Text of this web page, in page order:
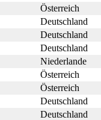
Österreich
Deutschland
Deutschland
Deutschland
Niederlande
Österreich
Österreich
Deutschland
Deutschland